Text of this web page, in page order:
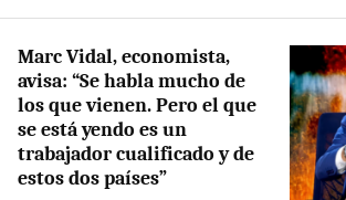
Marc Vidal, economista,
avisa: “Se habla mucho de
los que vienen. Pero el que
se está yendo es un
trabajador cualificado y de
estos dos países”